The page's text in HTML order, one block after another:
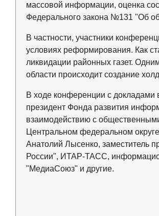
массовой информации, оценка
Федерального закона №131 "Об
В частности, участники
условиях реформирования. Как
ликвидации районных газет.
области происходит создание
В ходе конференции с докладами
президент Фонда развития
взаимодействию с
Центральном федеральном
Анатолий Лысенко, заместитель
России", ИТАР-ТАСС,
"МедиаСоюз" и другие.